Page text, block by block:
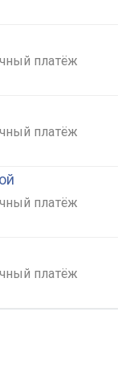
платёж
платёж
платёж
платёж